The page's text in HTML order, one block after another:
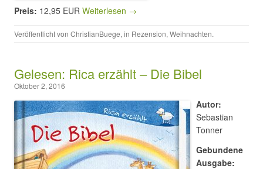
Preis: 12,95 EUR Weiterlesen →
Veröffentlicht von ChristianBuege, in Rezension, Weihnachten.
Gelesen: Rica erzählt – Die Bibel
Oktober 2, 2016
Autor:
Sebastian
Tonner
Gebundene
Ausgabe: